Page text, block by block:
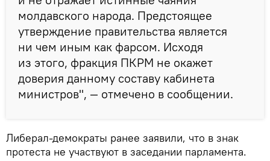
молдавского народа. Предстоящее
утверждение правительства является
ни чем иным как фарсом. Исходя
из этого, фракция ПКРМ не окажет
доверия данному составу кабинета
министров", — отмечено в сообщении.
Либерал-демократы ранее заявили, что в знак
протеста не участвуют в заседании парламента.